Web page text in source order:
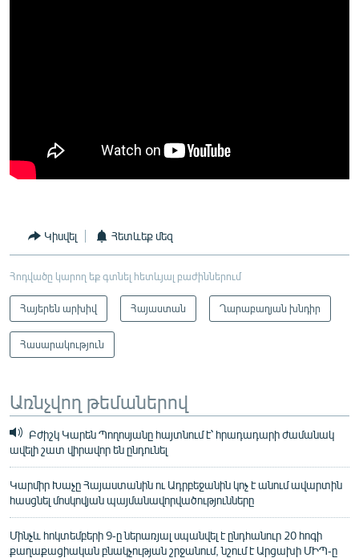
Կիսվել Հետևեք մեզ
Հոդվածը կարող եք գտնել հետևյալ բաժիններում
Հայերեն արխիվ Հայաստան Ղարաբաղյան խնդիր
Հասարակություն
Առնչվող թեմաներով
Բժիշկ Կարեն Պողոսյանը հայտնում է՝ հրադադարի ժամանակ
ավելի շատ վիրավոր են ընդունել
Կարմիր Խաչը Հայաստանին ու Ադրբեջանին կոչ է անում ավարտին
հասցնել մոսկովյան պայմանավորվածությունները
Մինչև հոկտեմբերի 9-ը ներառյալ սպանվել է ընդհանուր 20 հոգի
քաղաքացիական բնակչության շրջանում, նշում է Արցախի ՄԻՊ-ը